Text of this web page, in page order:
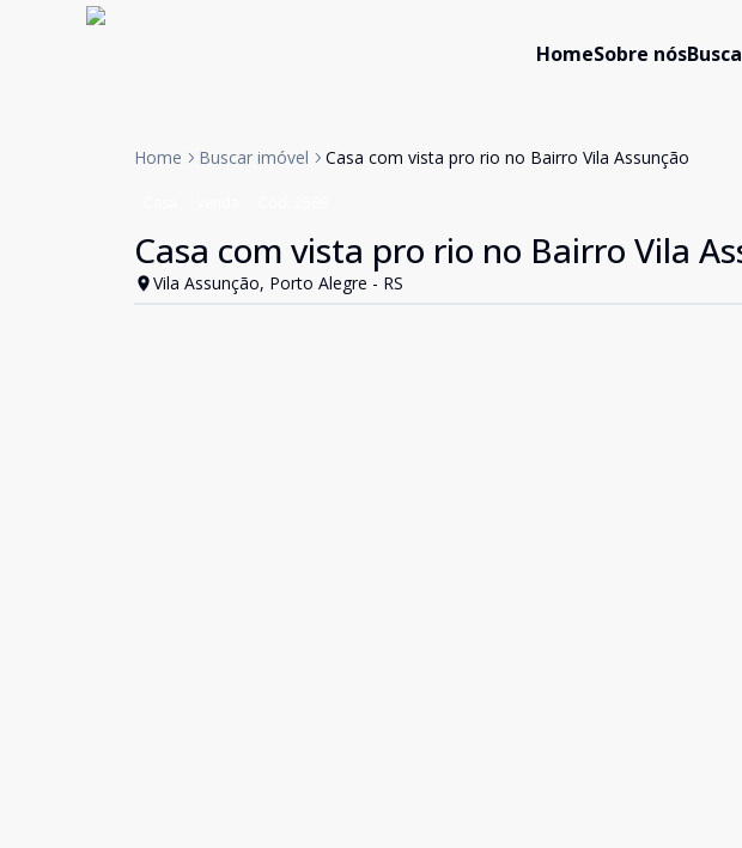
HomeSobre nós
Home Buscar imóvel Casa com vista pro rio no Bairro Vila Assunção
Casa com vista pro rio no Bairro Vila
Vila Assunção, Porto Alegre - RS